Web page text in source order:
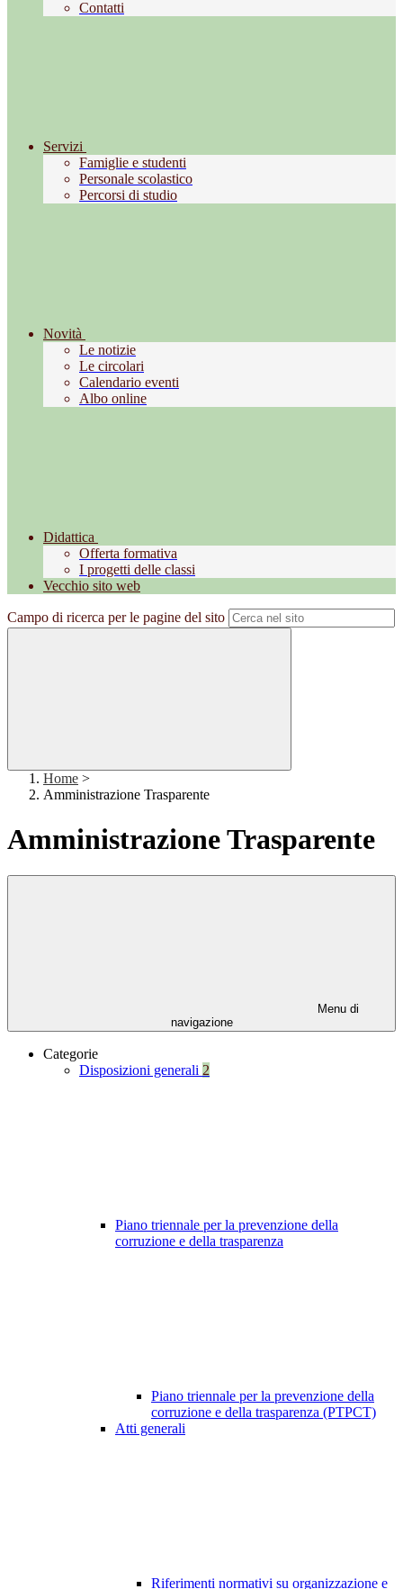
Contatti
Servizi
Famiglie e studenti
Personale scolastico
Percorsi di studio
Novità
Le notizie
Le circolari
Calendario eventi
Albo online
Didattica
Offerta formativa
I progetti delle classi
Vecchio sito web
Campo di ricerca per le pagine del sito
Home >
Amministrazione Trasparente
Amministrazione Trasparente
Menu di
navigazione
Categorie
Disposizioni generali 2
Piano triennale per la prevenzione della
corruzione e della trasparenza
Piano triennale per la prevenzione della
corruzione e della trasparenza (PTPCT)
Atti generali
Riferimenti normativi su organizzazione e